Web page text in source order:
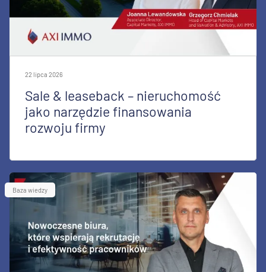
22 lipca 2026
Sale & leaseback – nieruchomość
jako narzędzie finansowania
rozwoju firmy
Baza wiedzy